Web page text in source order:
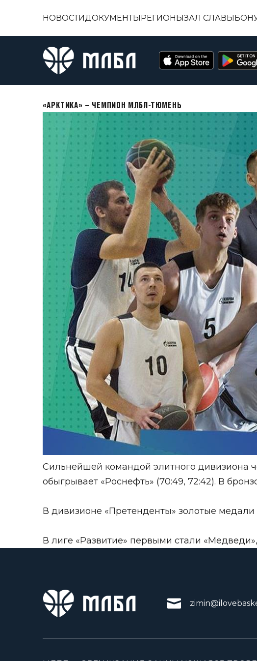
НОВОСТИДОКУМЕНТЫРЕГИОНЫЗАЛ СЛАВЫ
«АРКТИКА» – ЧЕМПИОН МЛБЛ-ТЮМЕНЬ
Сильнейшей командой элитного дивизиона
обыгрывает «Роснефть» (70:49, 72:42). В
В дивизионе «Претенденты» золотые
В лиге «Развитие» первыми стали